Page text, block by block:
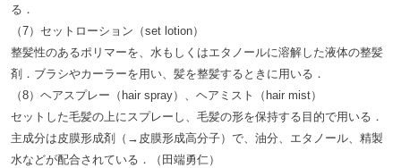
る．
（7）セットローション（set lotion）
整髪性のあるポリマーを、水もしくはエタノールに溶解した液体の整髪
剤．ブラシやカーラーを用い、髪を整髪するときに用いる．
（8）ヘアスプレー（hair spray）、ヘアミスト（hair mist）
セットした毛髪の上にスプレーし、毛髪の形を保持する目的で用いる．
主成分は皮膜形成剤（→皮膜形成高分子）で、油分、エタノール、精製
水などが配合されている．（田端勇仁）